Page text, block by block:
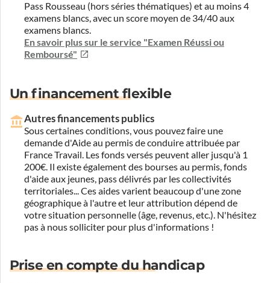
Pass Rousseau (hors séries thématiques) et au moins 4
examens blancs, avec un score moyen de 34/40 aux
examens blancs.
En savoir plus sur le service "Examen Réussi ou
Remboursé"
Un financement flexible
Autres financements publics
Sous certaines conditions, vous pouvez faire une
demande d'Aide au permis de conduire attribuée par
France Travail. Les fonds versés peuvent aller jusqu'à 1
200€. Il existe également des bourses au permis, fonds
d'aide aux jeunes, pass délivrés par les collectivités
territoriales... Ces aides varient beaucoup d'une zone
géographique à l'autre et leur attribution dépend de
votre situation personnelle (âge, revenus, etc.). N'hésitez
pas à nous solliciter pour plus d'informations !
Prise en compte du handicap